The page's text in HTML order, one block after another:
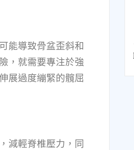
能導致骨盆歪斜和
，就需要專注於強
展過度繃緊的髖屈
減輕脊椎壓力，同